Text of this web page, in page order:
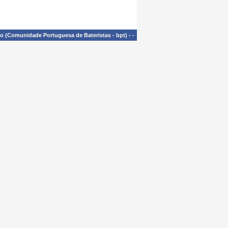
(Comunidade Portuguesa de Bateristas - bpt) - -